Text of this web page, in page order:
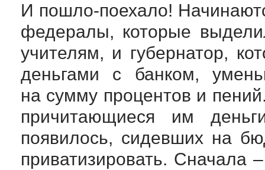
И пошло-поехало!
федералы, которые
учителям, и губернатор,
деньгами с банком,
на сумму процентов и
причитающиеся им
появилось, сидевших на
приватизировать.